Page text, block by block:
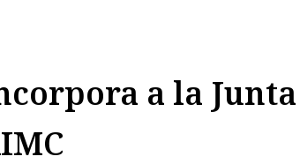
a la Junta